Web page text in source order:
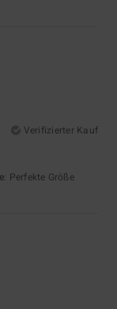
Verifizierter Kauf
: Perfekte Größe